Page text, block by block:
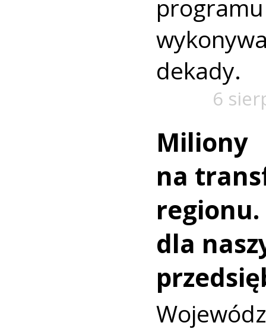
dekady.
6
Miliony
na
regionu.
dla